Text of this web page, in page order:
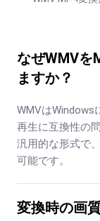
なぜWMVを
ますか？
WMVはWindows
再生に互換性の
汎用的な形式で
可能です。
変換時の画